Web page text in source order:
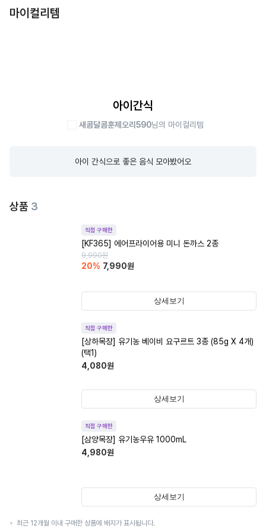
마이컬리템
아이간식
새콤달콤훈제오리590님의 마이컬리템
아이 간식으로 좋은 음식 모아봤어오
상품 3
직접 구매한
[KF365] 에어프라이어용 미니 돈까스 2종
9,990원
20% 7,990원
상세보기
직접 구매한
[상하목장] 유기농 베이비 요구르트 3종 (85g X 4개)
(택1)
4,080원
상세보기
직접 구매한
[삼양목장] 유기농우유 1000mL
4,980원
상세보기
최근 12개월 이내 구매한 상품에 배지가 표시됩니다.